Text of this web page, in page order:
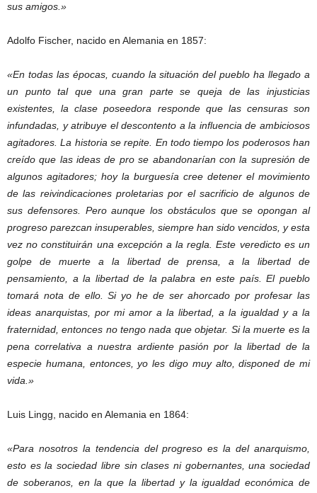
sus amigos.»
Adolfo Fischer, nacido en Alemania en 1857:
«En todas las épocas, cuando la situación del pueblo ha llegado a
un punto tal que una gran parte se queja de las injusticias
existentes, la clase poseedora responde que las censuras son
infundadas, y atribuye el descontento a la influencia de ambiciosos
agitadores. La historia se repite. En todo tiempo los poderosos han
creído que las ideas de pro se abandonarían con la supresión de
algunos agitadores; hoy la burguesía cree detener el movimiento
de las reivindicaciones proletarias por el sacrificio de algunos de
sus defensores. Pero aunque los obstáculos que se opongan al
progreso parezcan insuperables, siempre han sido vencidos, y esta
vez no constituirán una excepción a la regla. Este veredicto es un
golpe de muerte a la libertad de prensa, a la libertad de
pensamiento, a la libertad de la palabra en este país. El pueblo
tomará nota de ello. Si yo he de ser ahorcado por profesar las
ideas anarquistas, por mi amor a la libertad, a la igualdad y a la
fraternidad, entonces no tengo nada que objetar. Si la muerte es la
pena correlativa a nuestra ardiente pasión por la libertad de la
especie humana, entonces, yo les digo muy alto, disponed de mi
vida.»
Luis Lingg, nacido en Alemania en 1864:
«Para nosotros la tendencia del progreso es la del anarquismo,
esto es la sociedad libre sin clases ni gobernantes, una sociedad
de soberanos, en la que la libertad y la igualdad económica de